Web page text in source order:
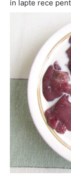
in lapte rece